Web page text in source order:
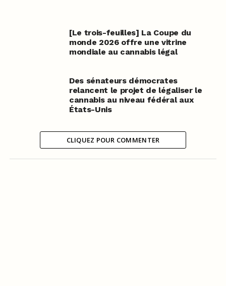
[Le trois-feuilles] La Coupe du
monde 2026 offre une vitrine
mondiale au cannabis légal
Des sénateurs démocrates
relancent le projet de légaliser le
cannabis au niveau fédéral aux
États-Unis
CLIQUEZ POUR COMMENTER